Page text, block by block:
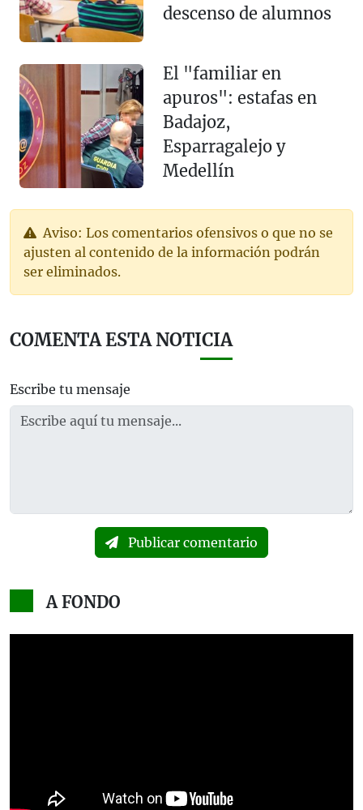
descenso de alumnos
El "familiar en
apuros": estafas en
Badajoz,
Esparragalejo y
Medellín
Aviso: Los comentarios ofensivos o que no se
ajusten al contenido de la información podrán
ser eliminados.
COMENTA ESTA NOTICIA
Escribe tu mensaje
Publicar comentario
A FONDO